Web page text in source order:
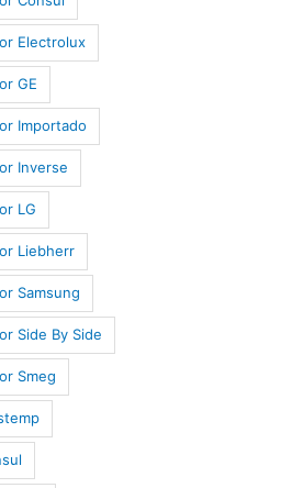
Electrolux
GE
Importado
Inverse
LG
Liebherr
Samsung
Side By Side
Smeg